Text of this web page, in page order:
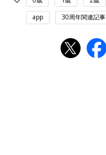
app 30周年関連記事